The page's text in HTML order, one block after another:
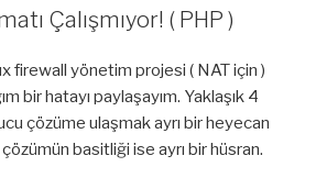
Çalışmıyor! ( PHP )
firewall yönetim projesi ( NAT için )
bir hatayı paylaşayım. Yaklaşık 4
çözüme ulaşmak ayrı bir heyecan
basitliği ise ayrı bir hüsran.